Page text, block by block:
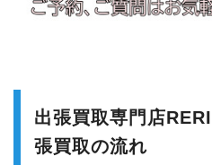
出張買取専門店
張買取の流れ